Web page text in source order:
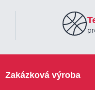
Zakázková výroba